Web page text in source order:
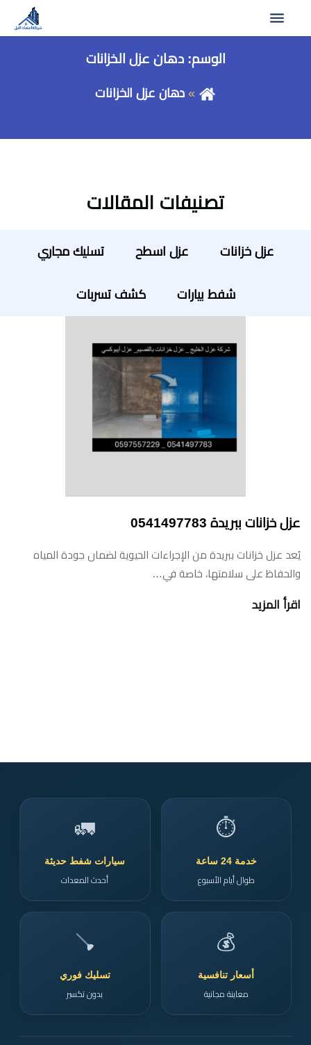
الوسم:دهان عزل الخزانات
دهان عزل الخزانات
تصنيفات المقالات
عزل خزانات عزل اسطح تسليك مجاري
شفط بيارات كشف تسربات
عزل خزانات ببريدة 0541497783
يُعد عزل خزانات ببريدة من الإجراءات الحيوية لضمان جودة المياه
والحفاظ على سلامتها، خاصة في…
اقرأ المزيد
⏱️
خدمة 24 ساعة
طوال أيام الأسبوع
🚛
سيارات شفط حديثة
أحدث المعدات
💰
أسعار تنافسية
معاينة مجانية
🪠
تسليك فوري
بدون تكسير